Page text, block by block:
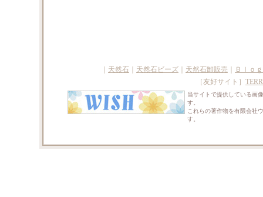
天然石 天然石ビーズ 天然石卸販売
Ｂｌｏｇ
［友好サイト］
当サイトで提供している画
す。
これらの著作物を有限会社
す。